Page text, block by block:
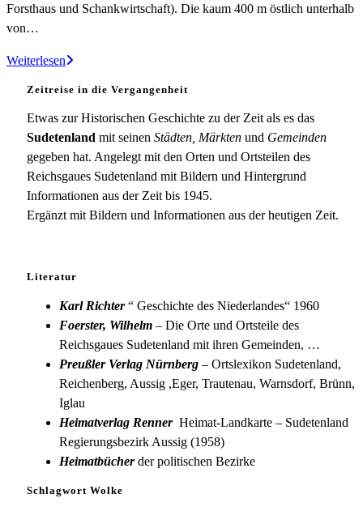
Forsthaus und Schankwirtschaft). Die kaum 400 m östlich unterhalb
von…
WeiterlesenRennersdorf
Zeitreise in die Vergangenheit
Etwas zur Historischen Geschichte zu der Zeit als es das
Sudetenland mit seinen Städten, Märkten und Gemeinden
gegeben hat. Angelegt mit den Orten und Ortsteilen des
Reichsgaues Sudetenland mit Bildern und Hintergrund
Informationen aus der Zeit bis 1945.
Ergänzt mit Bildern und Informationen aus der heutigen Zeit.
Literatur
Karl Richter“ Geschichte des Niederlandes“ 1960
Foerster, Wilhelm – Die Orte und Ortsteile des
Reichsgaues Sudetenland mit ihren Gemeinden, …
Preußler Verlag Nürnberg – Ortslexikon Sudetenland,
Reichenberg, Aussig ,Eger, Trautenau, Warnsdorf, Brünn,
Iglau
Heimatverlag Renner Heimat-Landkarte – Sudetenland
Regierungsbezirk Aussig (1958)
Heimatbücherder politischen Bezirke
Schlagwort Wolke